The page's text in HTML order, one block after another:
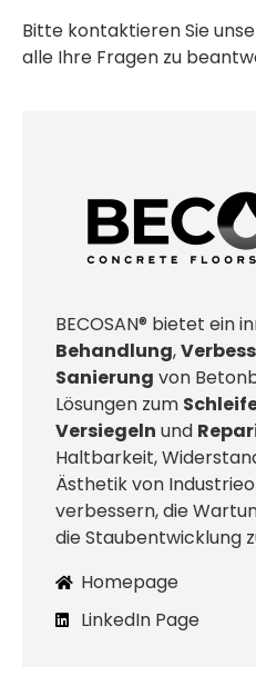
Bitte kontaktieren Sie
alle Ihre Fragen zu
BECOSAN® bietet ein
Behandlung,
Sanierung von
Lösungen zum
Versiegeln und
Haltbarkeit,
Ästhetik von
verbessern, die
die Staubentwicklung
Homepage
LinkedIn Page